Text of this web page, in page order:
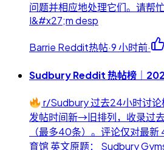
问题并相应地处理它们。请帮
I&#x27;m desp
Barrie Reddit热帖·9 小时前·
Sudbury Reddit 热帖榜｜
r/Sudbury 过去24小时讨
发帖时间新→旧排列，收录过
（最多40条）。评论仅对最新
育馆 英文原题： Sudbury